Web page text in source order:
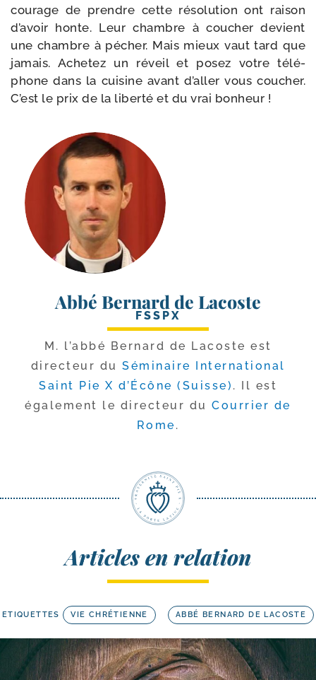
cou­rage de prendre cette réso­lu­tion ont rai­son
d’avoir honte. Leur chambre à cou­cher devient
une chambre à pécher. Mais mieux vaut tard que
jamais. Achetez un réveil et posez votre télé­
phone dans la cui­sine avant d’aller vous cou­cher.
C’est le prix de la liber­té et du vrai bonheur !
Abbé Bernard de Lacoste
FSSPX
M. l’ab­bé Bernard de Lacoste est
direc­teur du Séminaire International
Saint Pie X d’Écône (Suisse) . Il est
éga­le­ment le direc­teur duCourrier de
Rome .
Articles en relation
ETIQUETTES VIE CHRÉTIENNE ABBÉ BERNARD DE LACOSTE